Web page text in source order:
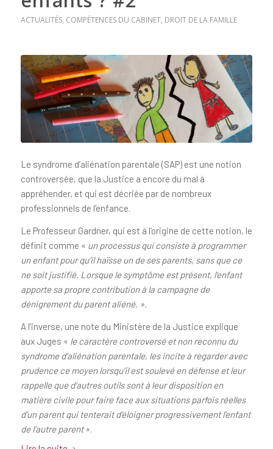
ACTUALITÉS, COMPÉTENCES DU CABINET, DROIT DE LA FAMILLE
Le syndrome d’aliénation parentale (SAP) est une notion
controversée, que la Justice a encore du mal à
appréhender, et qui est décriée par de nombreux
professionnels de l’enfance.
Le Professeur Gardner, qui est à l’origine de cette notion, le
définit comme « un processus qui consiste à programmer
un enfant pour qu’il haïsse un de ses parents, sans que ce
ne soit justifié. Lorsque le symptôme est présent, l’enfant
apporte sa propre contribution à la campagne de
dénigrement du parent aliéné. ».
A l’inverse, une note du Ministère de la Justice explique
aux Juges « le caractère controversé et non reconnu du
syndrome d’aliénation parentale, les incite à regarder avec
prudence ce moyen lorsqu’il est soulevé en défense et leur
rappelle que d’autres outils sont à leur disposition en
matière civile pour faire face aux situations parfois réelles
d’un parent qui tenterait d’éloigner progressivement l’enfant
de l’autre parent».